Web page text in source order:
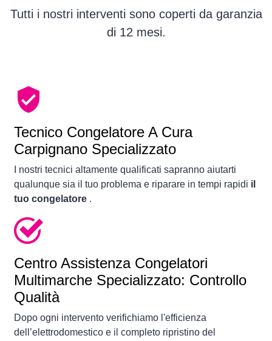
Tutti i nostri interventi sono coperti da garanzia
di 12 mesi.
Tecnico Congelatore A Cura
Carpignano Specializzato
I nostri tecnici altamente qualificati sapranno aiutarti
qualunque sia il tuo problema e riparare in tempi rapidi il
tuo congelatore .
Centro Assistenza Congelatori
Multimarche Specializzato: Controllo
Qualità
Dopo ogni intervento verifichiamo l'efficienza
dell’elettrodomestico e il completo ripristino del